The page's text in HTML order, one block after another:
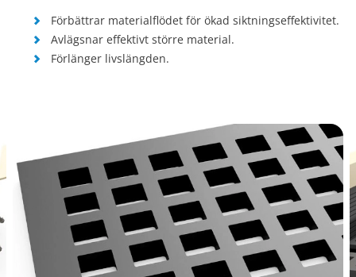
Förbättrar materialflödet för ökad siktningseffektivitet.
Avlägsnar effektivt större material.
Förlänger livslängden.